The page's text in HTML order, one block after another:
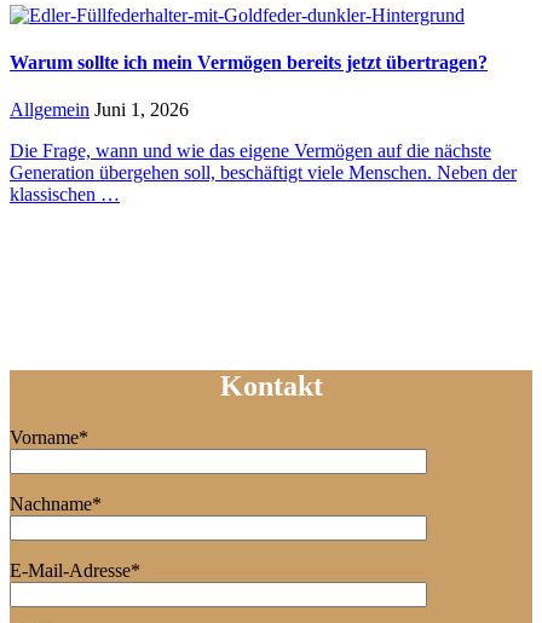
Warum sollte ich mein Vermögen bereits jetzt übertragen?
Allgemein Juni 1, 2026
Die Frage, wann und wie das eigene Vermögen auf die nächste
Generation übergehen soll, beschäftigt viele Menschen. Neben der
klassischen …
Kontakt
Vorname*
Nachname*
E-Mail-Adresse*